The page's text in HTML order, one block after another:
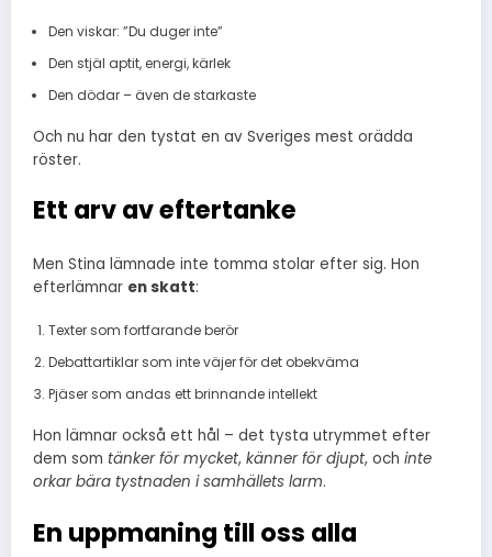
Den viskar: ”Du duger inte”
Den stjäl aptit, energi, kärlek
Den dödar – även de starkaste
Och nu har den tystat en av Sveriges mest orädda
röster.
Ett arv av eftertanke
Men Stina lämnade inte tomma stolar efter sig. Hon
efterlämnar en skatt:
Texter som fortfarande berör
Debattartiklar som inte väjer för det obekväma
Pjäser som andas ett brinnande intellekt
Hon lämnar också ett hål – det tysta utrymmet efter
dem som tänker för mycket, känner för djupt, och inte
orkar bära tystnaden i samhällets larm.
En uppmaning till oss alla